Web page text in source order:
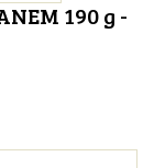
190 g -